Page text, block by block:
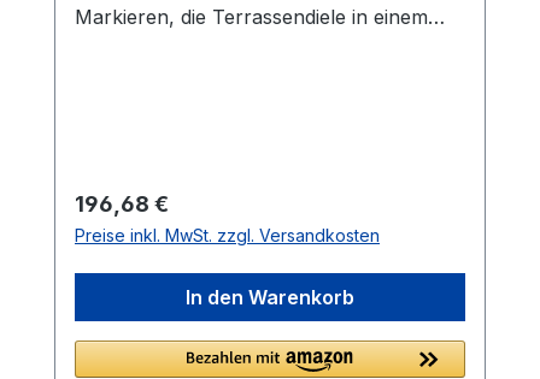
Markieren, die Terrassendiele in einem
Ihr Nutzen: Vorbohren und Vorsenken
der Terrassendielen ohne Messen und
Markieren spart 50 % der Arbeitszeit und
ergibt schöne, gleichmäßig geschraubte
Oberfläche in Österreich hergestellt,
entwickelt und patentiert heimische
Qualität, die Erfahrung von über 13
Regulärer Preis:
196,68 €
Preise inkl. MwSt. zzgl. Versandkosten
In den Warenkorb